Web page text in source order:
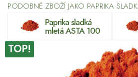
PODOBNÉ ZBOŽÍ JAKO PAPRIKA
Paprika sladká
mletá ASTA 100
TOP!